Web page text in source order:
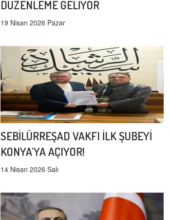
DÜZENLEME GELİYOR
19 Nisan 2026 Pazar
SEBİLÜRREŞAD VAKFI İLK ŞUBEYİ
KONYA'YA AÇIYOR!
14 Nisan 2026 Salı